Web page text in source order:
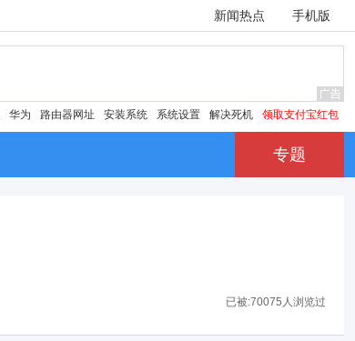
新闻热点 手机版
华为 路由器网址 安装系统 系统设置 解决死机 领取支付宝红包
专题
已被:70075人浏览过